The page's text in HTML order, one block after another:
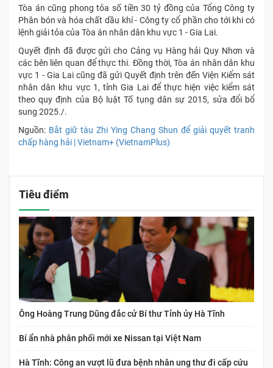
Tòa án cũng phong tỏa số tiền 30 tỷ đồng của Tổng Công ty
Phân bón và hóa chất dầu khí - Công ty cổ phần cho tới khi có
lệnh giải tỏa của Tòa án nhân dân khu vực 1 - Gia Lai.
Quyết định đã được gửi cho Cảng vụ Hàng hải Quy Nhơn và
các bên liên quan để thực thi. Đồng thời, Tòa án nhân dân khu
vực 1 - Gia Lai cũng đã gửi Quyết định trên đến Viện Kiểm sát
nhân dân khu vực 1, tỉnh Gia Lai để thực hiện việc kiểm sát
theo quy định của Bộ luật Tố tụng dân sự 2015, sửa đổi bổ
sung 2025./.
Nguồn: Bắt giữ tàu Zhi Ying Chang Shun để giải quyết tranh
chấp hàng hải | Vietnam+ (VietnamPlus)
Tiêu điểm
Ông Hoàng Trung Dũng đắc cử Bí thư Tỉnh ủy Hà Tĩnh
Bí ẩn nhà phân phối mới xe Nissan tại Việt Nam
Hà Tĩnh: Công an vượt lũ đưa bệnh nhân ung thư đi cấp cứu